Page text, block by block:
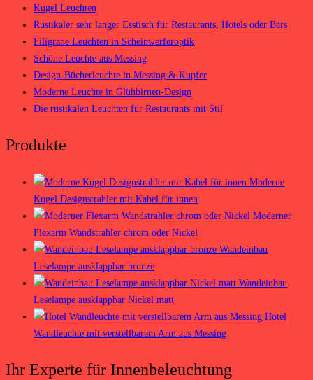
Kugel Leuchten
Rustikaler sehr langer Esstisch für Restaurants, Hotels oder Bars
Filigrane Leuchten in Scheinwerferoptik
Schöne Leuchte aus Messing
Design-Bücherleuchte in Messing & Kupfer
Moderne Leuchte in Glühbirnen-Design
Die rustikalen Leuchten für Restaurants mit Stil
Produkte
Moderne
Kugel Designstrahler mit Kabel für innen
Moderner
Flexarm Wandstrahler chrom oder Nickel
Wandeinbau
Leselampe ausklappbar bronze
Wandeinbau
Leselampe ausklappbar Nickel matt
Hotel
Wandleuchte mit verstellbarem Arm aus Messing
Ihr Experte für Innenbeleuchtung